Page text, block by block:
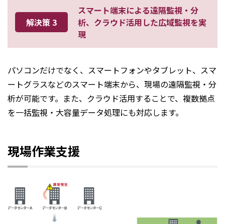
解決策 3
スマート端末による遠隔監視・分
析、クラウド活用した広域監視を実
現
パソコンだけでなく、スマートフォンやタブレット、スマ
ートグラスなどのスマート端末から、現場の遠隔監視・分
析が可能です。また、クラウド活用することで、複数拠点
を一括監視・大容量データ処理にも対応します。
現場作業支援